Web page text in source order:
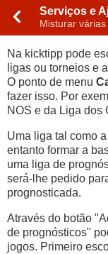
Serviços e
Misturar
Na kicktipp pode
ligas ou torneios e
O ponto de menu
fazer isso. Por
NOS e da Liga dos
Uma liga tal como
entanto formar a
uma liga de
será-lhe pedido
prognosticada.
Através do botão
de prognósticos"
jogos. Primeiro